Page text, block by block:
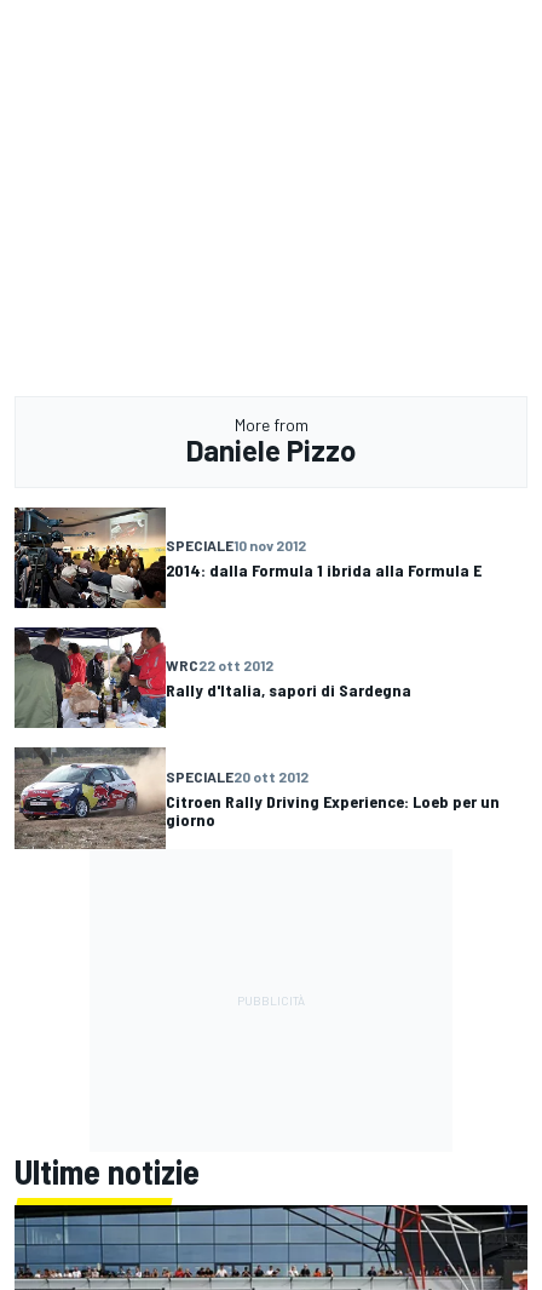
More from
Daniele Pizzo
SPECIALE10 nov 2012
2014: dalla Formula 1 ibrida alla Formula E
WRC22 ott 2012
Rally d'Italia, sapori di Sardegna
SPECIALE20 ott 2012
Citroen Rally Driving Experience: Loeb per un
giorno
Ultime notizie